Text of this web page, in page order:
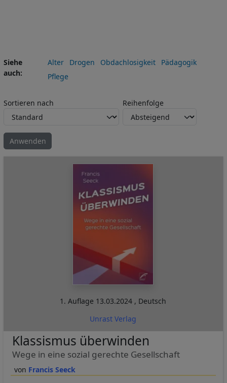
Siehe
auch
Alter Drogen Obdachlosigkeit
Pädagogik
Pflege
Sortieren nach Reihenfolge
1. Auflage 13.03.2024 , Deutsch
Unrast Verlag
Francis Seeck
Klassismus überwinden
Wege in eine sozial gerechte Gesellschaft